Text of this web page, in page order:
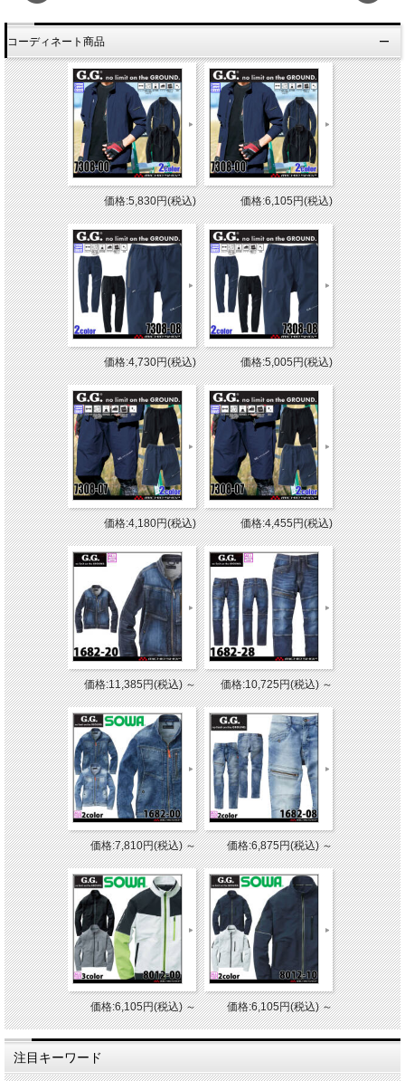
コーディネート商品
価格:5,830円(税込) 価格:6,105円(税込)
価格:4,730円(税込) 価格:5,005円(税込)
価格:4,180円(税込) 価格:4,455円(税込)
価格:11,385円(税込)～ 価格:10,725円(税込)～
価格:7,810円(税込)～ 価格:6,875円(税込)～
価格:6,105円(税込)～ 価格:6,105円(税込)～
注目キーワード